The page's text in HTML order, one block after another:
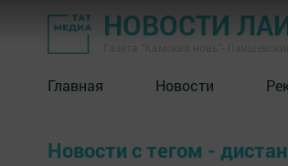
НОВОСТИ
Главная Новости
Новости с тегом -